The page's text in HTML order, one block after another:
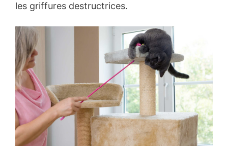
les griffures destructrices.